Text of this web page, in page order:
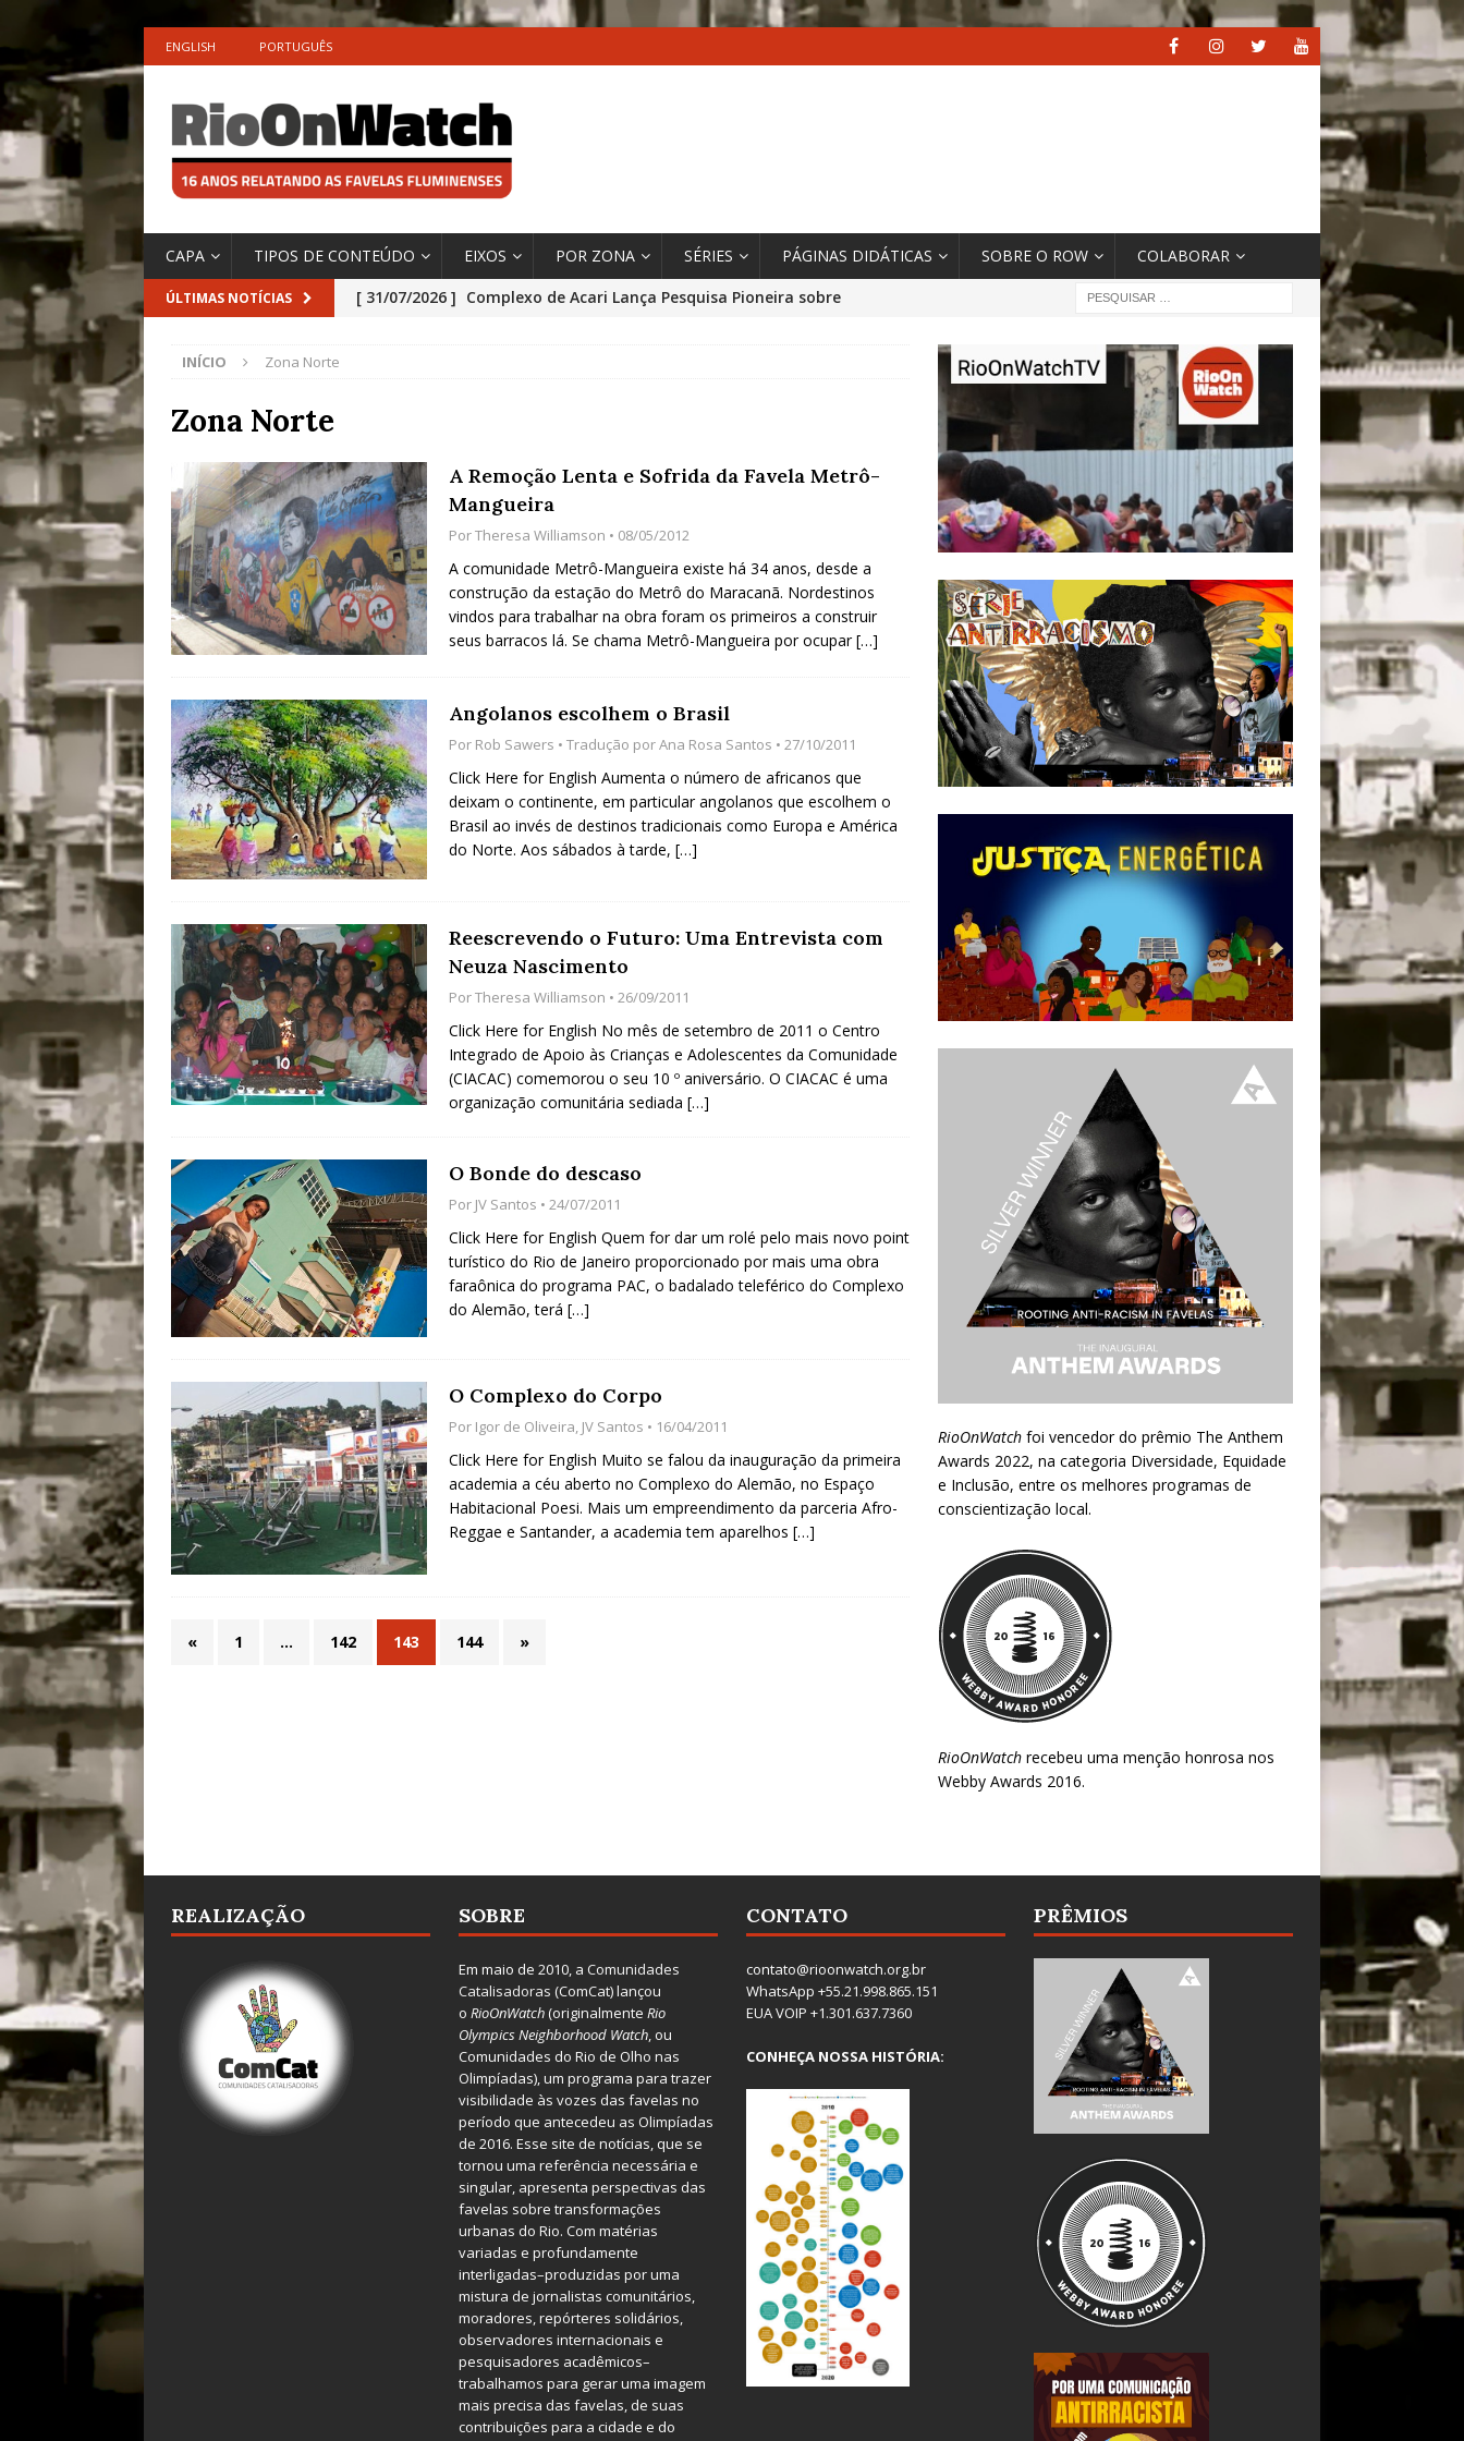
ENGLISH PORTUGUÊS
CAPA TIPOS DE CONTEÚDO EIXOS POR ZONA SÉRIES PÁGINAS DIDÁTICAS SOBRE O ROW COLABORAR
ÚLTIMAS NOTÍCIAS [ 31/07/2026 ] Complexo de Acari Lança Pesquisa Pioneira sobre
Especial do IPCC Sobre Cidades
*DESTAQUE
[ 28/07/2026 ]
Tudo Começou com uma Praça em Ramos [OPINIÃO]
#OLHONAMÍDIA
[ 27/07/2026 ] Mutirão Agroecológico com os Povos das Águas Reúne
Coletivos para Plantio e Inauguração da Feira da Praia do Remanso
[ 04/08/2026 ]
Trens Fluminenses, Cronicamente Abandonados,
Passam para Consórcio Nova Via Mobilidade 10 Anos Após Rio2016
#OLHONOLEGADO
INÍCIO Zona Norte
Zona Norte
A Remoção Lenta e Sofrida da Favela Metrô-
Mangueira
PorTheresa Williamson • 08/05/2012
A comunidade Metrô-Mangueira existe há 34 anos, desde a
construção da estação do Metrô do Maracanã. Nordestinos
vindos para trabalhar na obra foram os primeiros a construir
seus barracos lá. Se chama Metrô-Mangueira por ocupar[…]
Angolanos escolhem o Brasil
Por Rob Sawers • Tradução porAna Rosa Santos • 27/10/2011
Click Here for English Aumenta o número de africanos que
deixam o continente, em particular angolanos que escolhem o
Brasil ao invés de destinos tradicionais como Europa e América
do Norte. Aos sábados à tarde, […]
Reescrevendo o Futuro: Uma Entrevista com
Neuza Nascimento
PorTheresa Williamson • 26/09/2011
Click Here for English No mês de setembro de 2011 o Centro
Integrado de Apoio às Crianças e Adolescentes da Comunidade
(CIACAC) comemorou o seu 10 º aniversário. O CIACAC é uma
organização comunitária sediada […]
O Bonde do descaso
Por JV Santos • 24/07/2011
Click Here for English Quem for dar um rolé pelo mais novo point
turístico do Rio de Janeiro proporcionado por mais uma obra
faraônica do programa PAC, o badalado teleférico do Complexo
do Alemão, terá […]
O Complexo do Corpo
Por Igor de Oliveira, JV Santos • 16/04/2011
Click Here for English Muito se falou da inauguração da primeira
academia a céu aberto no Complexo do Alemão, no Espaço
Habitacional Poesi. Mais um empreendimento da parceria Afro-
Reggae e Santander, a academia tem aparelhos […]
« 1 … 142 143 144 »
RioOnWatchfoi vencedor do prêmio The Anthem
Awards 2022, na categoria Diversidade, Equidade
e Inclusão, entre os melhores programas de
conscientização local.
RioOnWatchrecebeu uma menção honrosa nos
Webby Awards 2016.
REALIZAÇÃO SOBRE
Em maio de 2010, a Comunidades
Catalisadoras (ComCat) lançou
o RioOnWatch(originalmente Rio
Olympics Neighborhood Watch, ou
Comunidades do Rio de Olho nas
Olimpíadas), um programa para trazer
visibilidade às vozes das favelas no
período que antecedeu as Olimpíadas
de 2016. Esse site de notícias, que se
tornou uma referência necessária e
singular, apresenta perspectivas das
favelas sobre transformações
urbanas do Rio. Com matérias
variadas e profundamente
interligadas–produzidas por uma
mistura de jornalistas comunitários,
moradores, repórteres solidários,
observadores internacionais e
pesquisadores acadêmicos–
trabalhamos para gerar uma imagem
mais precisa das favelas, de suas
contribuições para a cidade e do
CONTATO
contato@rioonwatch.org.br
WhatsApp +55.21.998.865.151
EUA VOIP +1.301.637.7360
CONHEÇA NOSSA HISTÓRIA:
PRÊMIOS